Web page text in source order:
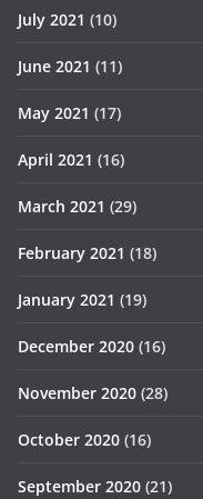
July 2021 (10)
June 2021 (11)
May 2021 (17)
April 2021 (16)
March 2021 (29)
February 2021 (18)
January 2021 (19)
December 2020 (16)
November 2020 (28)
October 2020 (16)
September 2020 (21)